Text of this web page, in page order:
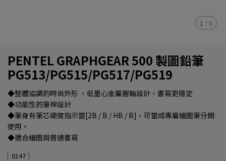
1 / 6
PENTEL GRAPHGEAR 500 製圖鉛筆
PG513/PG515/PG517/PG519
◆整體協調的時尚外形 ，低重心金屬握軸設計，書寫更穩定
◆功能性的筆桿設計
◆筆身有筆芯硬度指示窗[2B / B / HB / B]，可當成專屬繪圖筆分開
使用。
◆適合繪圖與普通書寫
0147